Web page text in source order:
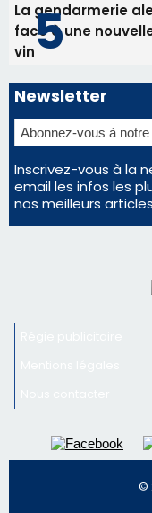
La gendarmerie
face à une
vin
Newsletter
Inscrivez-vous à la
email les infos les
nos meilleurs articles
©